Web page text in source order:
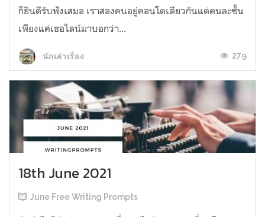
ก็ยินดีรับฟังเสมอ เราสองคนอยู่คอนโดเดียวกันแต่คนละชั้น
เพียงแค่เธอไลน์มาบอกว่า...
นักเล่าเรื่อง 279
18th June 2021
June Free Writing Prompts